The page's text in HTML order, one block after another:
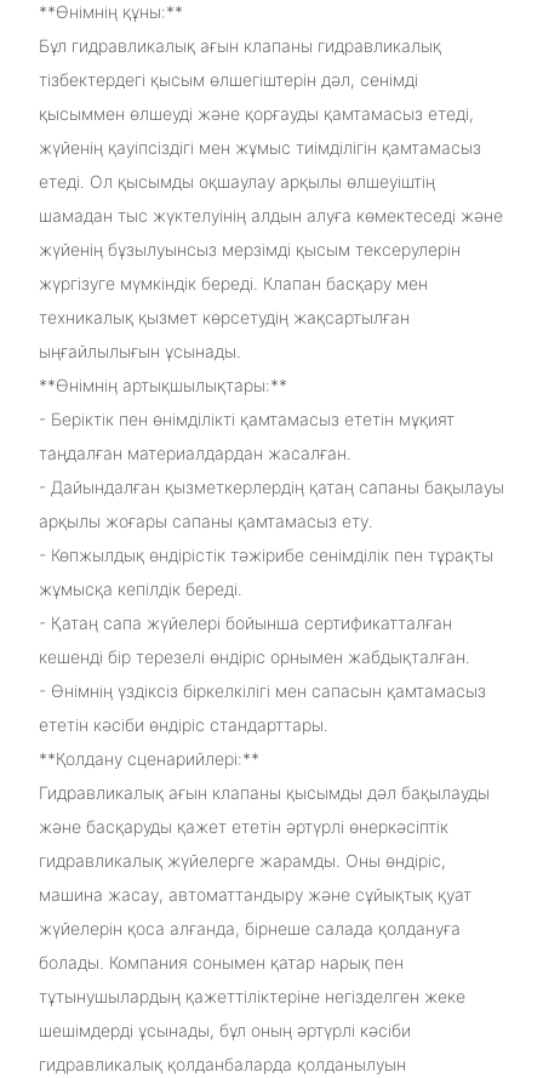
**Өнімнің құны:**
Бұл гидравликалық ағын клапаны гидравликалық
тізбектердегі қысым өлшегіштерін дәл, сенімді
қысыммен өлшеуді және қорғауды қамтамасыз етеді,
жүйенің қауіпсіздігі мен жұмыс тиімділігін қамтамасыз
етеді. Ол қысымды оқшаулау арқылы өлшеуіштің
шамадан тыс жүктелуінің алдын алуға көмектеседі және
жүйенің бұзылуынсыз мерзімді қысым тексерулерін
жүргізуге мүмкіндік береді. Клапан басқару мен
техникалық қызмет көрсетудің жақсартылған
ыңғайлылығын ұсынады.
**Өнімнің артықшылықтары:**
- Беріктік пен өнімділікті қамтамасыз ететін мұқият
таңдалған материалдардан жасалған.
- Дайындалған қызметкерлердің қатаң сапаны бақылауы
арқылы жоғары сапаны қамтамасыз ету.
- Көпжылдық өндірістік тәжірибе сенімділік пен тұрақты
жұмысқа кепілдік береді.
- Қатаң сапа жүйелері бойынша сертификатталған
кешенді бір терезелі өндіріс орнымен жабдықталған.
- Өнімнің үздіксіз біркелкілігі мен сапасын қамтамасыз
ететін кәсіби өндіріс стандарттары.
**Қолдану сценарийлері:**
Гидравликалық ағын клапаны қысымды дәл бақылауды
және басқаруды қажет ететін әртүрлі өнеркәсіптік
гидравликалық жүйелерге жарамды. Оны өндіріс,
машина жасау, автоматтандыру және сұйықтық қуат
жүйелерін қоса алғанда, бірнеше салада қолдануға
болады. Компания сонымен қатар нарық пен
тұтынушылардың қажеттіліктеріне негізделген жеке
шешімдерді ұсынады, бұл оның әртүрлі кәсіби
гидравликалық қолданбаларда қолданылуын